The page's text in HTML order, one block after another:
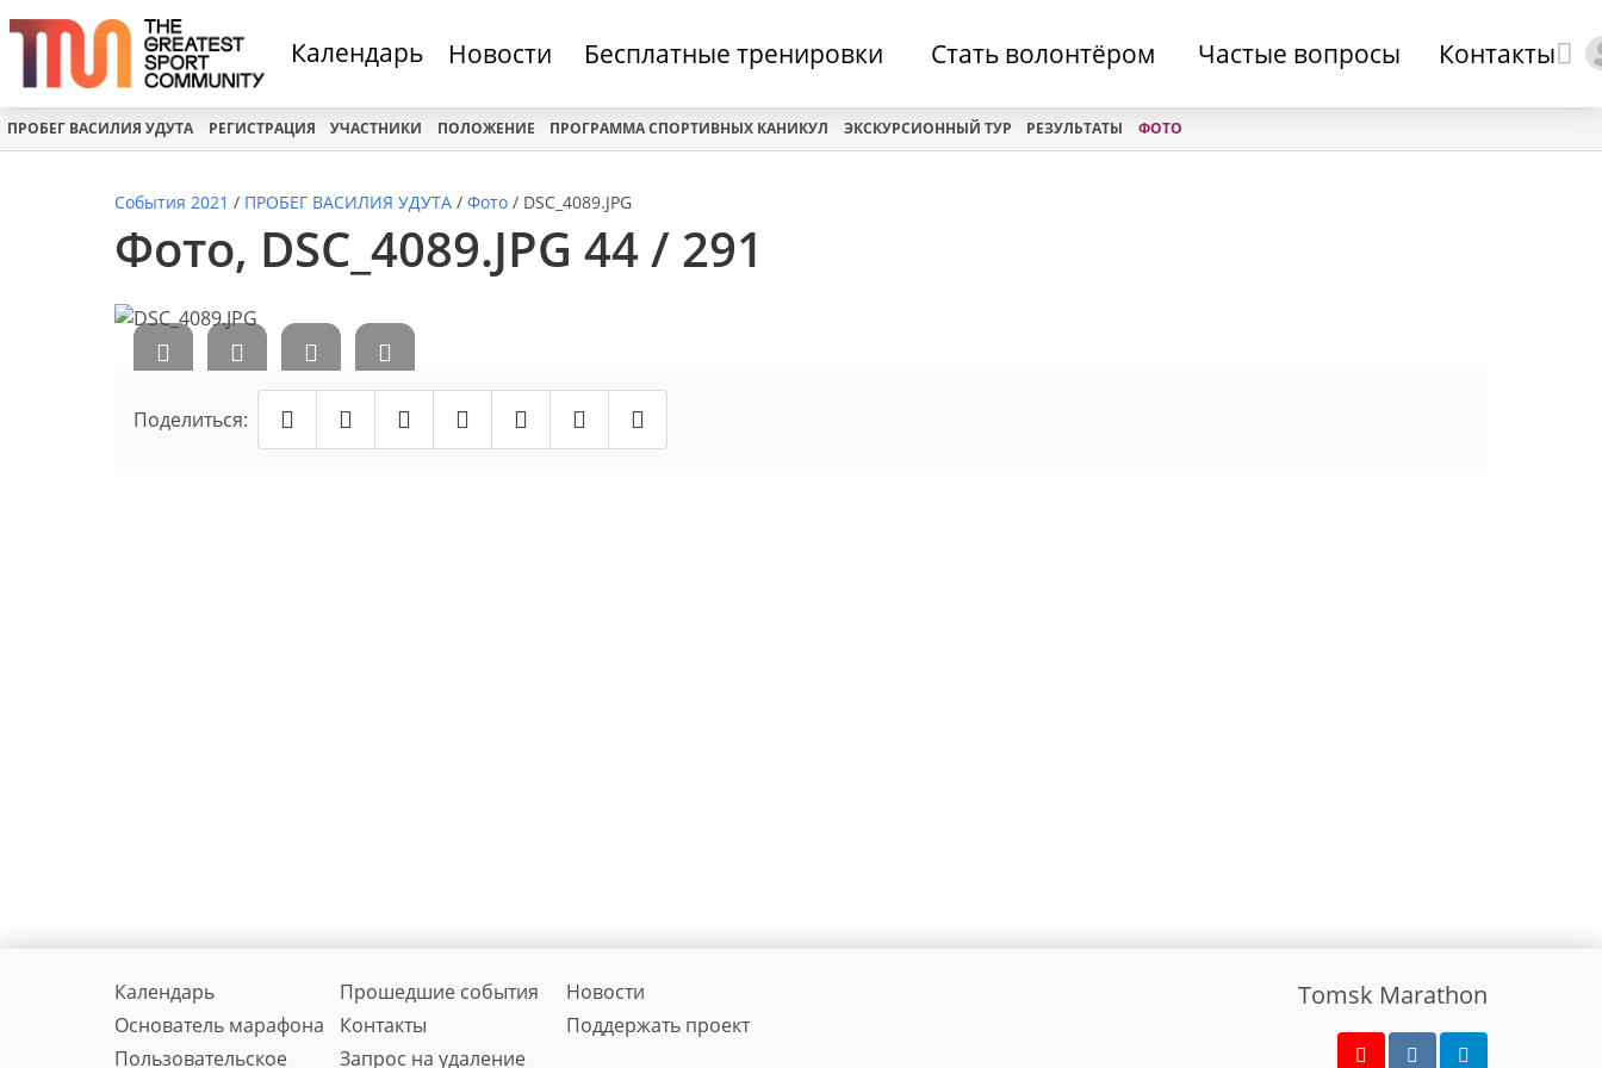
Календарь Новости Бесплатные тренировки Стать волонтёром Частые вопросы Контакты
ПРОБЕГ ВАСИЛИЯ УДУТА РЕГИСТРАЦИЯ УЧАСТНИКИ ПОЛОЖЕНИЕ ПРОГРАММА СПОРТИВНЫХ КАНИКУЛ ЭКСКУРСИОННЫЙ ТУР РЕЗУЛЬТАТЫ ФОТО
События 2021 / ПРОБЕГ ВАСИЛИЯ УДУТА / Фото / DSC_4089.JPG
Фото, DSC_4089.JPG 44 / 291
Поделиться:
Календарь Прошедшие события
Новости
Основатель марафона
Контакты
Поддержать проект
Пользовательское
Запрос на удаление
Tomsk Marathon